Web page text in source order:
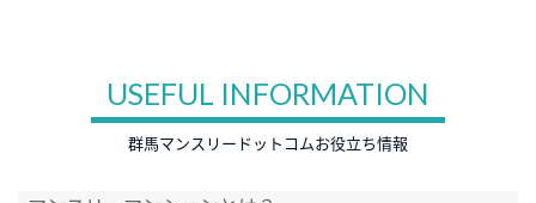
USEFUL INFORMATION
群馬マンスリードットコムお役立ち情報